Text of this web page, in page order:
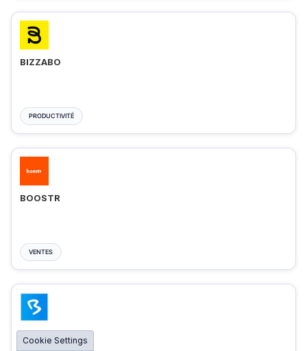
BIZZABO
PRODUCTIVITÉ
BOOSTR
VENTES
BIGMARKER
Cookie Settings